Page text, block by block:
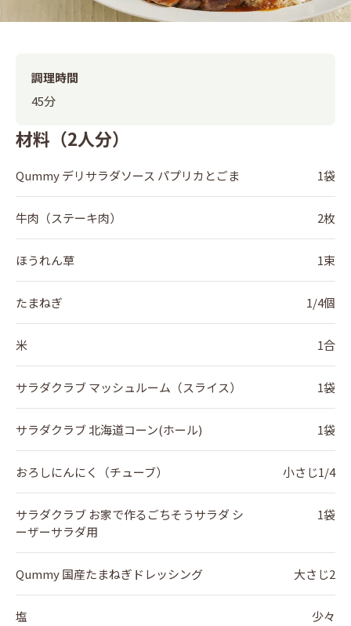
材料（2人分）
Qummy デリサラダソース パプリカとごま 1袋
牛肉（ステーキ肉） 2枚
ほうれん草 1束
たまねぎ 1/4個
米 1合
サラダクラブ マッシュルーム（スライス） 1袋
サラダクラブ 北海道コーン(ホール) 1袋
おろしにんにく（チューブ） 小さじ1/4
サラダクラブ お家で作るごちそうサラダ シ
ーザーサラダ用
1袋
Qummy 国産たまねぎドレッシング 大さじ2
塩 少々
調理時間
45分